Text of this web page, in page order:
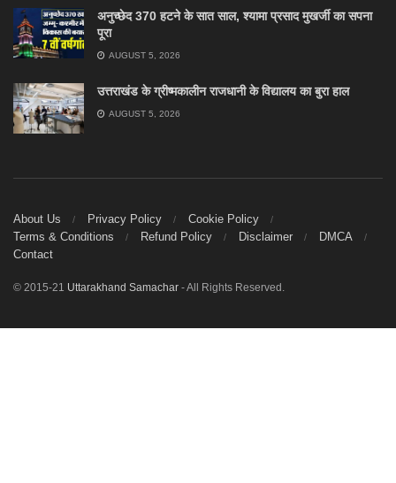
अनुच्छेद 370 हटने के सात साल, श्यामा प्रसाद मुखर्जी का सपना
पूरा
AUGUST 5, 2026
उत्तराखंड के ग्रीष्मकालीन राजधानी के विद्यालय का बुरा हाल
AUGUST 5, 2026
About Us Privacy Policy
Cookie Policy
Terms & Conditions
Refund Policy Disclaimer
DMCA
Contact
© 2015-21 Uttarakhand Samachar - All Rights Reserved.